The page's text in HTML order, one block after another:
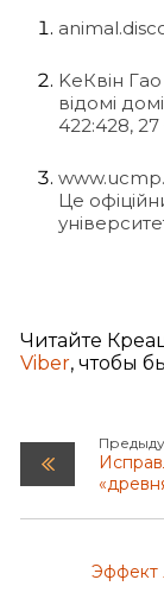
KeКвін
відомі
422:428,
Це
Читайте
Viber, чтобы
Эффект